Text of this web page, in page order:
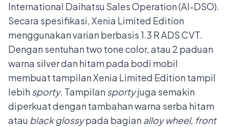
International Daihatsu Sales Operation (AI-DSO).
Secara spesifikasi, Xenia Limited Edition
menggunakan varian berbasis 1.3 R ADS CVT.
Dengan sentuhan two tone color, atau 2 paduan
warna silver dan hitam pada bodi mobil
membuat tampilan Xenia Limited Edition tampil
lebihsporty. Tampilansportyjuga semakin
diperkuat dengan tambahan warna serba hitam
atau black glossypada bagianalloy wheel, front